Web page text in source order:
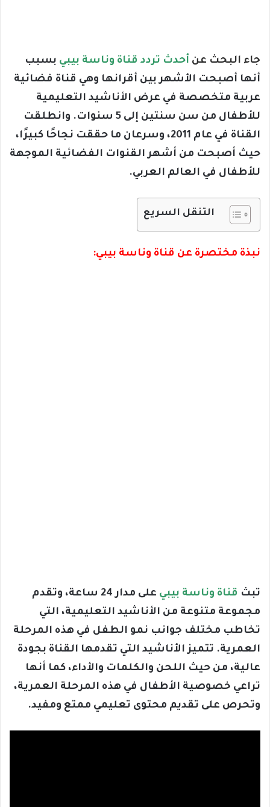
جاء البحث عن أحدث تردد قناة وناسة بيبي بسبب
أنها أصبحت الأشهر بين أقرانها وهي قناة فضائية
عربية متخصصة في عرض الأناشيد التعليمية
للأطفال من سن سنتين إلى 5 سنوات. وانطلقت
القناة في عام 2011، وسرعان ما حققت نجاحًا كبيرًا،
حيث أصبحت من أشهر القنوات الفضائية الموجهة
للأطفال في العالم العربي.
التنقل السريع
نبذة مختصرة عن قناة وناسة بيبي:
تبث قناة وناسة بيبي
على مدار 24 ساعة، وتقدم
مجموعة متنوعة من الأناشيد التعليمية، التي
تخاطب مختلف جوانب نمو الطفل في هذه المرحلة
العمرية. تتميز الأناشيد التي تقدمها القناة بجودة
عالية، من حيث اللحن والكلمات والأداء، كما أنها
تراعي خصوصية الأطفال في هذه المرحلة العمرية،
وتحرص على تقديم محتوى تعليمي ممتع ومفيد.